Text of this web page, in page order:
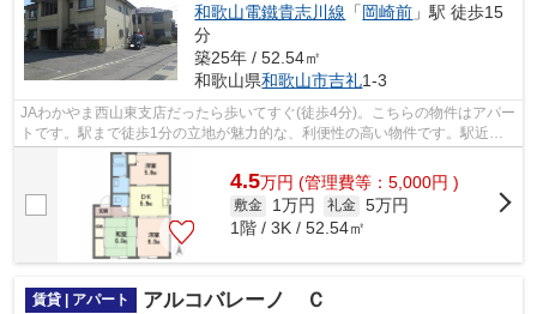
和歌山電鐵貴志川線 「岡崎前 」駅 徒歩15
分
築25年 / 52.54㎡
和歌山県和歌山市吉礼1-3
JAわかやま西山東支店だったら歩いてすぐ(徒歩4分)。こちらの物件はアパー
トです。駅まで徒歩1分の立地が魅力的な、利便性の高い物件です。駅近の
物件をお求めの方には、ホームズが和...
4.5万円 (管理費等：5,000円 )
敷金 1万円 礼金 5万円
1階 / 3K / 52.54㎡
賃貸 | アパート アルコバレーノ Ｃ